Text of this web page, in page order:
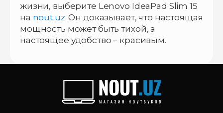
жизни, выберите Lenovo IdeaPad Slim 15
на nout.uz. Он доказывает, что настоящая
мощность может быть тихой, а
настоящее удобство – красивым.